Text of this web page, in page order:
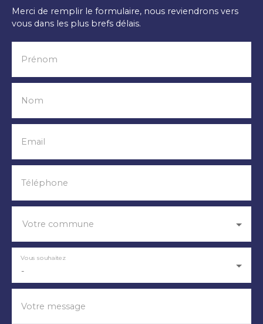
Merci de remplir le formulaire, nous reviendrons vers
vous dans les plus brefs délais.
Prénom
Nom
Email
Téléphone
Votre commune
-
Vous souhaitez
Votre message